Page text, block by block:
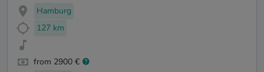
Hamburg
127 km
from 2900 €